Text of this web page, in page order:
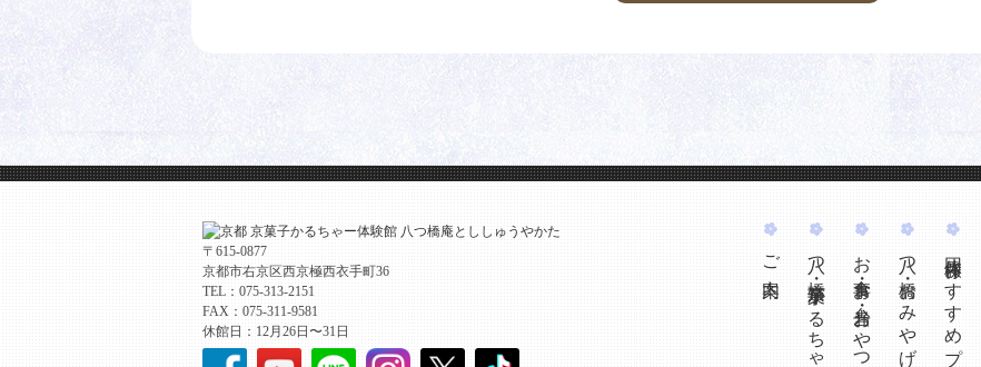
ご案内 八つ橋・京菓子かるちゃー体験 お食事・お弁当・おやつ 八つ橋・おみやげ 団体様おすすめプラン
〒615-0877
京都市右京区西京極西衣手町36
TEL：075-313-2151
FAX：075-311-9581
休館日：12月26日〜31日